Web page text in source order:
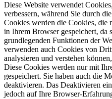
Diese Website verwendet
verbessern, während Sie durch
Cookies werden die Cookies, die
in Ihrem Browser gespeichert, da
grundlegenden Funktionen der
verwenden auch Cookies von
analysieren und verstehen
Diese Cookies werden nur mit
gespeichert. Sie haben auch die
deaktivieren. Das Deaktivieren
jedoch auf Ihre Browser-